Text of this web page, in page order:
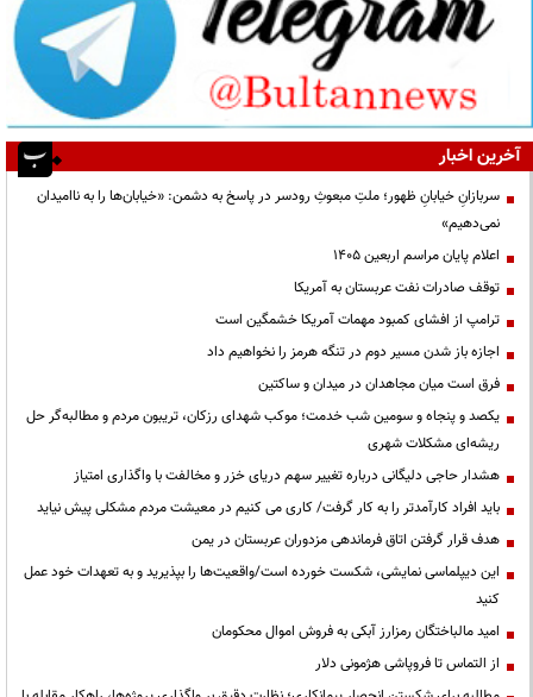
آخرین اخبار
سربازانِ خیابانِ ظهور؛ ملتِ مبعوثِ رودسر در پاسخ به دشمن: «خیابان‌ها را به ناامیدان
نمی‌دهیم»
اعلام پایان مراسم اربعین ۱۴۰۵
توقف صادرات نفت عربستان به آمریکا
ترامپ از افشای کمبود مهمات آمریکا خشمگین است
اجازه باز شدن مسیر دوم در تنگه هرمز را نخواهیم داد
فرق است میان مجاهدان در میدان و ساکتین
یکصد و پنجاه و سومین شب خدمت؛ موکب شهدای رزکان، تریبون مردم و مطالبه‌گر حل
ریشه‌ای مشکلات شهری
هشدار حاجی دلیگانی درباره تغییر سهم دریای خزر و مخالفت با واگذاری امتیاز
باید افراد کارآمدتر را به کار گرفت/ کاری می کنیم در معیشت مردم مشکلی پیش نیاید
هدف قرار گرفتن اتاق‌ فرماندهی مزدوران عربستان در یمن
این دیپلماسی نمایشی، شکست خورده است/واقعیت‌ها را بپذیرید و به تعهدات خود عمل
کنید
امید مالباختگان رمزارز آبکی به فروش اموال محکومان
از التماس تا فروپاشی هژمونی دلار